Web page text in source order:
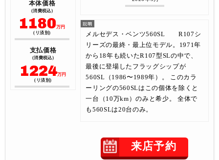
本体価格
(消費税込)
1180万円
(リ済別)
支払価格
(消費税込)
1224万円
(リ済別)
メルセデス・ベンツ560SL R107シ
リーズの最終・最上位モデル。1971年
から18年も続いたR107型SLの中で、
最後に登場したフラッグシップが
560SL（1986〜1989年）。 このカラ
ーリングの560SLはこの個体を除くと
一台（10万km）のみと希少。 全体で
も560SLは20台のみ。
来店予約